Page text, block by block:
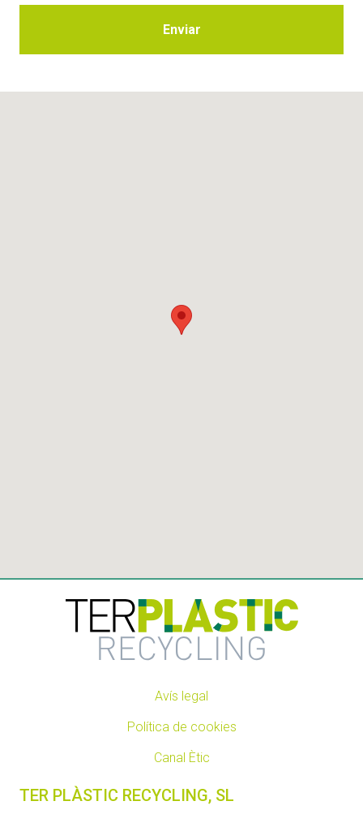
Avís legal
Política de cookies
Canal Ètic
TER PLÀSTIC RECYCLING, SL